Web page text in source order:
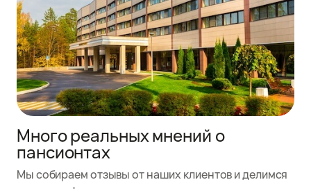
Много реальных мнений о
пансионтах
Мы собираем отзывы от наших клиентов и делимся